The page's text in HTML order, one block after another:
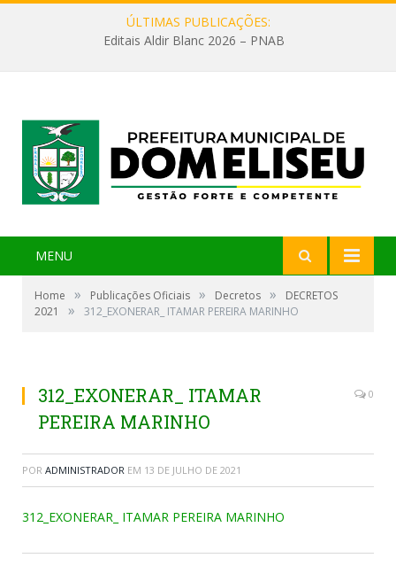
ÚLTIMAS PUBLICAÇÕES:
Editais Aldir Blanc 2026 – PNAB
MENU
Home » Publicações Oficiais » Decretos »
DECRETOS
2021
» 312_EXONERAR_ ITAMAR PEREIRA MARINHO
312_EXONERAR_ ITAMAR
PEREIRA MARINHO
0
POR ADMINISTRADOR EM 13 DE JULHO DE 2021
312_EXONERAR_ ITAMAR PEREIRA MARINHO